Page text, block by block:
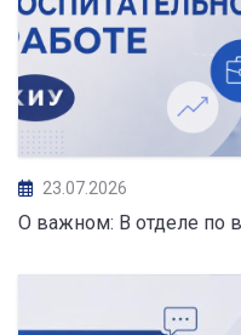
23.07.2026
О важном: В отделе по